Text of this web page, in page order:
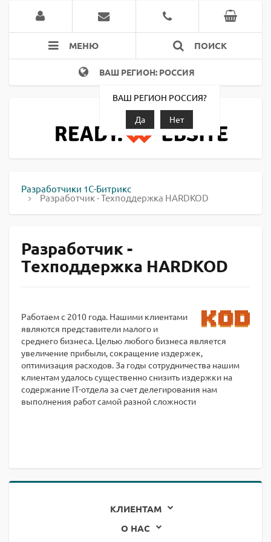
МЕНЮ ПОИСК
ВАШ РЕГИОН: РОССИЯ
ВАШ РЕГИОН РОССИЯ?
Да
Нет
Разработчики 1С-Битрикс
Разработчик - Техподдержка HARDKOD
Разработчик -
Техподдержка HARDKOD
Работаем с 2010 года. Нашими клиентами
являются представители малого и
среднего бизнеса. Целью любого бизнеса является
увеличение прибыли, сокращение издержек,
оптимизация расходов. За годы сотрудничества нашим
клиентам удалось существенно снизить издержки на
содержание IT-отдела за счет делегирования нам
выполнения работ самой разной сложности
КЛИЕНТАМ
О НАС